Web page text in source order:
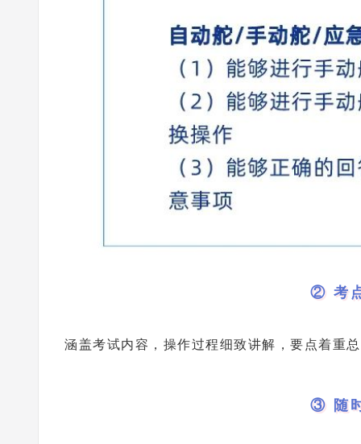
② 考
涵盖考试内容，操作过程细致讲解，要点着重
③ 随